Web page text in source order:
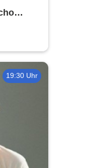
19:30 Uhr